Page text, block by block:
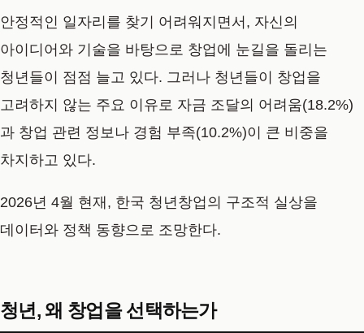
안정적인 일자리를 찾기 어려워지면서, 자신의
아이디어와 기술을 바탕으로 창업에 눈길을 돌리는
청년들이 점점 늘고 있다. 그러나 청년들이 창업을
고려하지 않는 주요 이유로 자금 조달의 어려움(18.2%)
과 창업 관련 정보나 경험 부족(10.2%)이 큰 비중을
차지하고 있다.
2026년 4월 현재, 한국 청년창업의 구조적 실상을
데이터와 정책 동향으로 조망한다.
청년, 왜 창업을 선택하는가